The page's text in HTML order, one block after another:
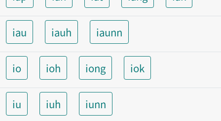
iau iauh iaunn
io ioh iong iok
iu iuh iunn